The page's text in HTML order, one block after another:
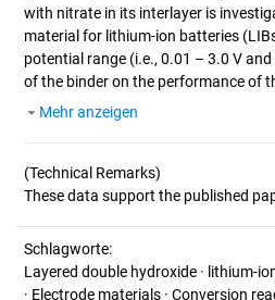
with nitrate in its interlayer is
material for lithium-ion batteries
potential range (i.e., 0.01 – 3.0 V
of the binder on the performance of
Mehr anzeigen
(Technical Remarks)
Schlagworte:
Layered double hydroxide · lithium-
· Electrode materials · Conversion